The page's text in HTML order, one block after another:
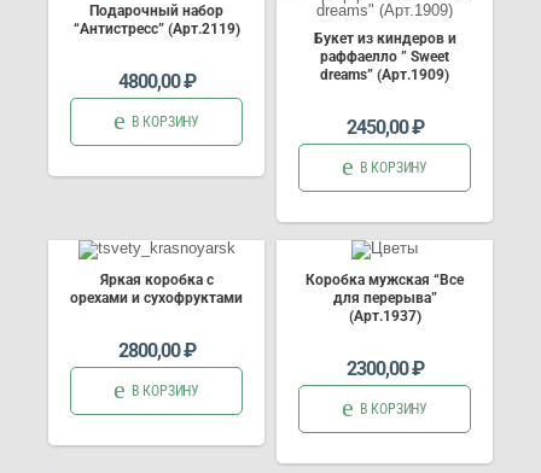
Подарочный набор
“Антистресс” (Арт.2119)
4800,00₽
В КОРЗИНУ
Букет из киндеров и
раффаелло ” Sweet
dreams” (Арт.1909)
2450,00₽
В КОРЗИНУ
Яркая коробка с
орехами и сухофруктами
2800,00₽
В КОРЗИНУ
Коробка мужская “Все
для перерыва”
(Арт.1937)
2300,00₽
В КОРЗИНУ